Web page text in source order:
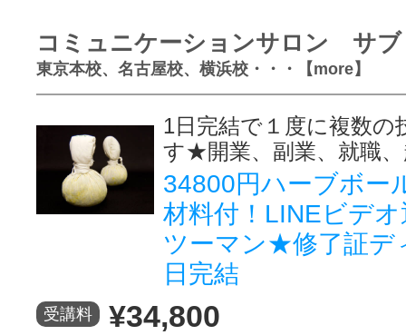
コミュニケーションサロン サブ
東京本校、名古屋校、横浜校・・・【more】
1日完結で１度に複数の
す★開業、副業、就職
34800円ハーブボー
材料付！LINEビデ
ツーマン★修了証デ
日完結
受講料 ¥34,800